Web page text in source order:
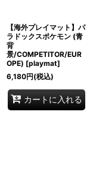
【海外プレイマット】パ
ラドックスポケモン (青
背
景/COMPETITOR/EUR
OPE) [playmat]
6,180円(税込)
カートに入れる